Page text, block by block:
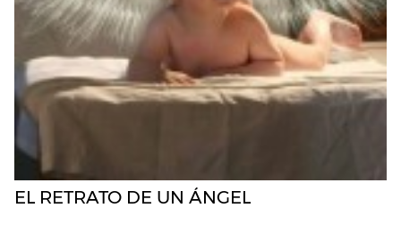
EL RETRATO DE UN ÁNGEL